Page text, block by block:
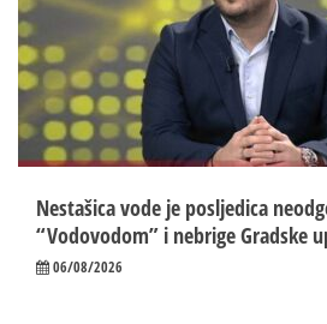
Nestašica vode je posljedica
“Vodovodom” i nebrige Gradske
06/08/2026